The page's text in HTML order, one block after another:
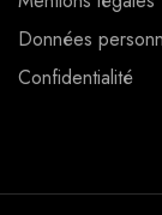
Données
Confidentialité